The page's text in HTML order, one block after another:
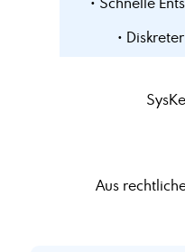
•
Aus